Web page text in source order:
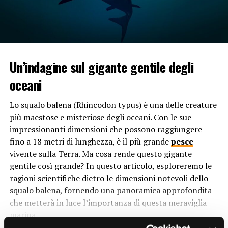
Quando i serpenti si trovano insieme in un gruppo, è
comune osservare comportamenti di rilassamento che
fisica tra gli individui, il contatto corporeo e talvolta
persino la condivisione dello stesso nascondiglio. Ma
perché i serpenti manifestano questo tipo di
Uno dei motivi principali dietro il comportamento di
rilassamento deiserpentiin gruppo è la sicurezza che
deriva dalla presenza degli altri individui. In un ambiente
naturale, i serpenti sono costantemente esposti a rischi
come predatori e condizioni climatiche avverse.
Trovandosi insieme, gli individui possono beneficiare
della protezione reciproca e aumentare le loro
probabilità di sopravvivenza.
Un’indagine sul gigante gentile degli
oceani
Lo squalo balena (Rhincodon typus) è una delle creature
più maestose e misteriose degli oceani. Con le sue
impressionanti dimensioni che possono raggiungere
fino a 18 metri di lunghezza, è il più grandepesce
vivente sulla Terra. Ma cosa rende questo gigante
gentile così grande? In questo articolo, esploreremo le
ragioni scientifiche dietro le dimensioni notevoli dello
squalo balena, fornendo una panoramica approfondita
che metterà in luce l’importanza di questa meraviglia
marina.